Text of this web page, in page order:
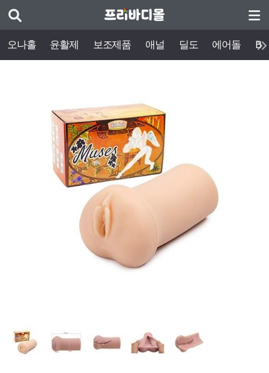
오나홀 윤활제 보조제품 애널 딜도 에어돌